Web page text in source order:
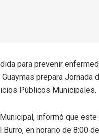
para prevenir
prepara Jornada
Públicos Municipales.
informó que
en horario de 8:00